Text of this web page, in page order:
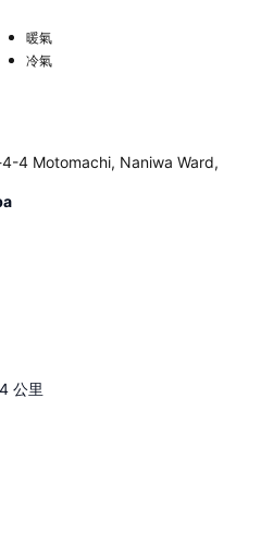
暖氣
冷氣
4 Motomachi, Naniwa Ward,
公里